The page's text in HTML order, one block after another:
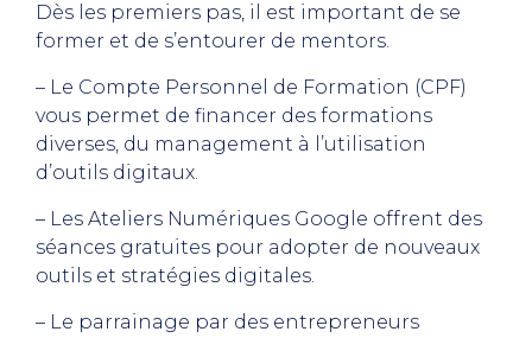
Dès les premiers pas, il est important de se
former et de s’entourer de mentors.
– Le Compte Personnel de Formation (CPF)
vous permet de financer des formations
diverses, du management à l’utilisation
d’outils digitaux.
– Les Ateliers Numériques Google offrent des
séances gratuites pour adopter de nouveaux
outils et stratégies digitales.
– Le parrainage par des entrepreneurs